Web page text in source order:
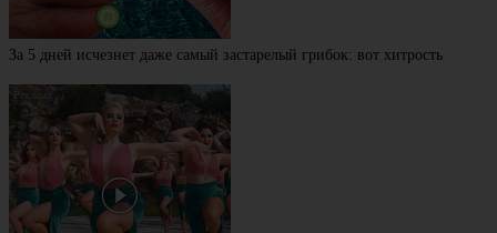
За 5 дней исчезнет даже самый застарелый грибок: вот хитрость